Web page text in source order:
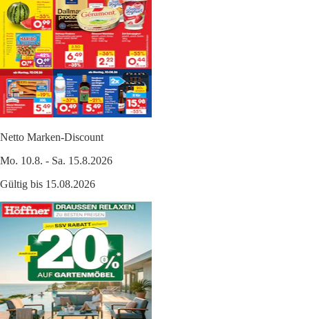
Netto Marken-Discount
Mo. 10.8. - Sa. 15.8.2026
Gültig bis 15.08.2026